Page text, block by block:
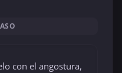
con el angostura,